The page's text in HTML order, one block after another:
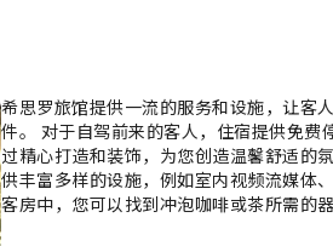
希思罗旅馆提供一流的服务和设施，让客
件。 对于自驾前来的客人，住宿提供免
过精心打造和装饰，为您创造温馨舒适的
供丰富多样的设施，例如室内视频流媒体
客房中，您可以找到冲泡咖啡或茶所需的